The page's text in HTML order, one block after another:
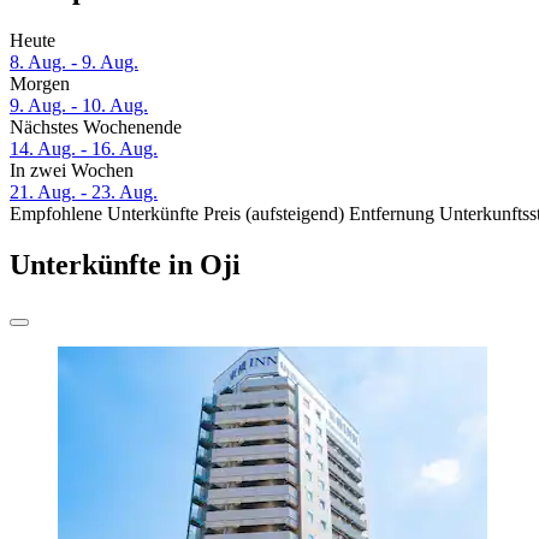
Heute
8. Aug. - 9. Aug.
Morgen
9. Aug. - 10. Aug.
Nächstes Wochenende
14. Aug. - 16. Aug.
In zwei Wochen
21. Aug. - 23. Aug.
Empfohlene Unterkünfte Preis (aufsteigend) Entfernung
Unterkünfte in Oji